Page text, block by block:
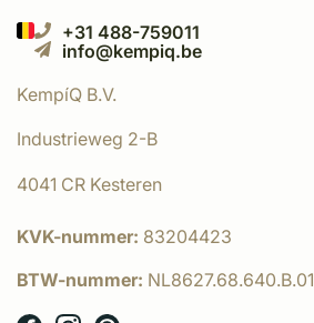
+31 488-759011
info@kempiq.be
KempíQ B.V.
Industrieweg 2-B
4041 CR Kesteren
KVK-nummer: 83204423
BTW-nummer: NL8627.68.640.B.01